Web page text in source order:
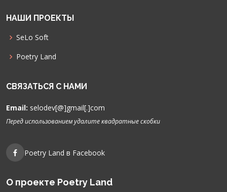
НАШИ ПРОЕКТЫ
SeLo Soft
Poetry Land
СВЯЗАТЬСЯ С НАМИ
Email: selodev[@]gmail[.]com
Перед использованием удалите квадратные скобки
Poetry Land в Facebook
О проекте Poetry Land